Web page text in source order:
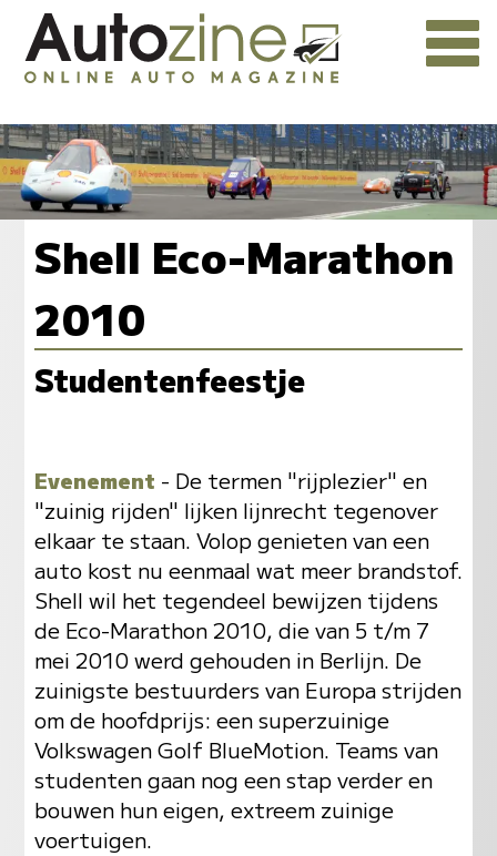
Shell Eco-Marathon
2010
Studentenfeestje
Evenement - De termen "rijplezier" en
"zuinig rijden" lijken lijnrecht tegenover
elkaar te staan. Volop genieten van een
auto kost nu eenmaal wat meer brandstof.
Shell wil het tegendeel bewijzen tijdens
de Eco-Marathon 2010, die van 5 t/m 7
mei 2010 werd gehouden in Berlijn. De
zuinigste bestuurders van Europa strijden
om de hoofdprijs: een superzuinige
Volkswagen Golf BlueMotion. Teams van
studenten gaan nog een stap verder en
bouwen hun eigen, extreem zuinige
voertuigen.